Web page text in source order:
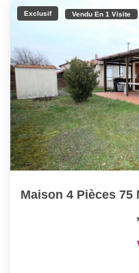
Exclusif Vendu En 1 Visite
,